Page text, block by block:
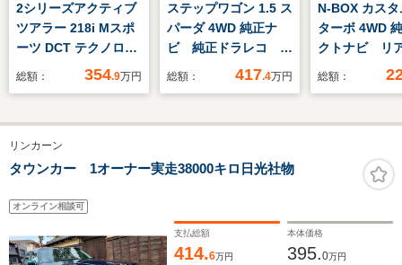
2シリーズアクティブ
ツアラー 218i Mスポ
ーツ DCT テクノロジ
ーPKG 禁煙車
ートトランク スマー
トキー ヘッドアップ
ディスプレイ アクテ
ール 車線逸脱警告
総額： 354.9万円
ステップワゴン 1.5 ス
パーダ 4WD 純正ナ
ビ 純正ドラレコ パ
ドルシフト LEDフォ
総額： 417.4万円
N-BOX カス
ターボ 4WD
クトナビ リ
ラ フルセグ
ETC シート
総額：
リンカーン
タウンカー 1オーナー実走38000キロ日光社物
オンライン相談可
支払総額
414.6万円
本体価格
395.0万円